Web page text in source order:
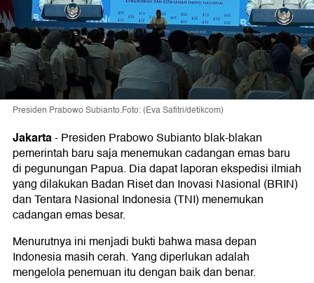
Presiden Prabowo Subianto.Foto: (Eva Safitri/detikcom)
Jakarta-Presiden Prabowo Subianto blak-blakan
pemerintah baru saja menemukan cadangan emas baru
di pegunungan Papua. Dia dapat laporan ekspedisi ilmiah
yang dilakukan Badan Riset dan Inovasi Nasional (BRIN)
dan Tentara Nasional Indonesia (TNI) menemukan
cadangan emas besar.
Menurutnya ini menjadi bukti bahwa masa depan
Indonesia masih cerah. Yang diperlukan adalah
mengelola penemuan itu dengan baik dan benar.